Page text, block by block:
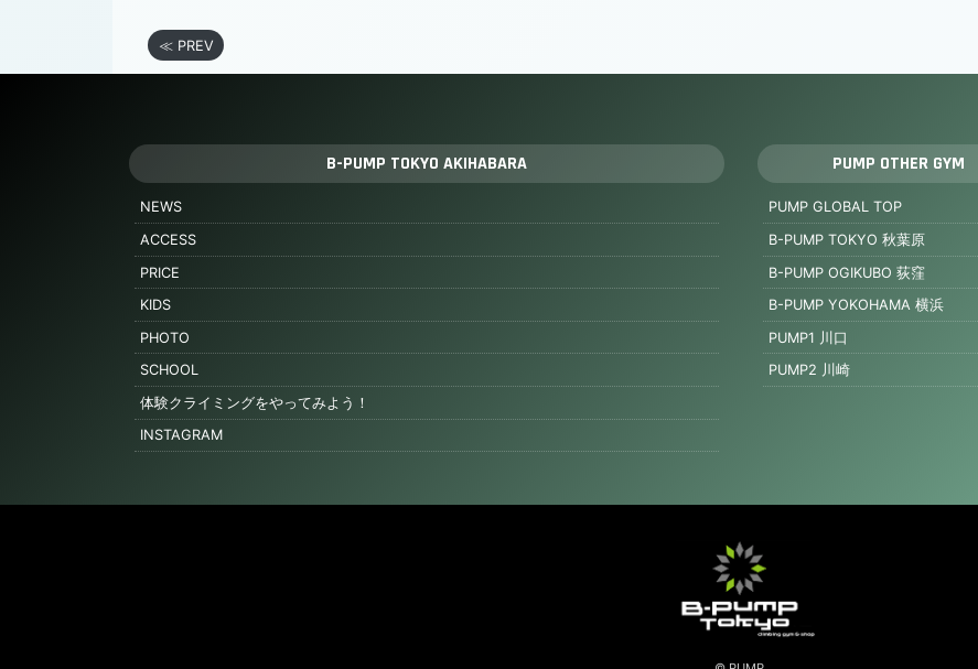
≪ PREV
B-PUMP TOKYO AKIHABARA
NEWS
ACCESS
PRICE
KIDS
PHOTO
SCHOOL
体験クライミングをやってみよう！
INSTAGRAM
PUMP OTHER GYM
PUMP GLOBAL TOP
B-PUMP TOKYO 秋葉原
B-PUMP OGIKUBO 荻窪
B-PUMP YOKOHAMA 横浜
PUMP1 川口
PUMP2 川崎